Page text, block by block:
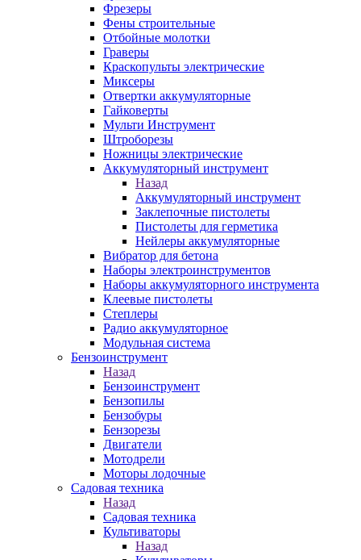
Фрезеры
Фены строительные
Отбойные молотки
Граверы
Краскопульты электрические
Миксеры
Отвертки аккумуляторные
Гайковерты
Мульти Инструмент
Штроборезы
Ножницы электрические
Аккумуляторный инструмент
Назад
Аккумуляторный инструмент
Заклепочные пистолеты
Пистолеты для герметика
Нейлеры аккумуляторные
Вибратор для бетона
Наборы электроинструментов
Наборы аккумуляторного инструмента
Клеевые пистолеты
Степлеры
Радио аккумуляторное
Модульная система
Бензоинструмент
Назад
Бензоинструмент
Бензопилы
Бензобуры
Бензорезы
Двигатели
Мотодрели
Моторы лодочные
Садовая техника
Назад
Садовая техника
Культиваторы
Назад